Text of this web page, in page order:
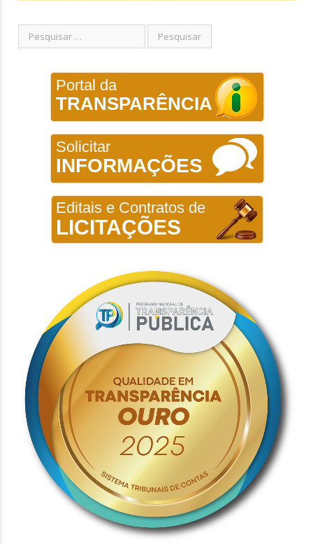
Portal da
TRANSPARÊNCIA
Solicitar
INFORMAÇÕES
Editais e Contratos de
LICITAÇÕES